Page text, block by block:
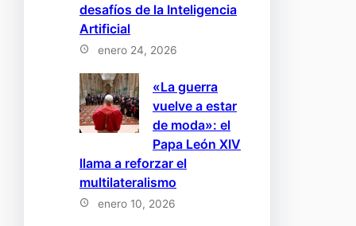
desafíos de la Inteligencia
Artificial
enero 24, 2026
«La guerra
vuelve a estar
de moda»: el
Papa León XIV
llama a reforzar el
multilateralismo
enero 10, 2026